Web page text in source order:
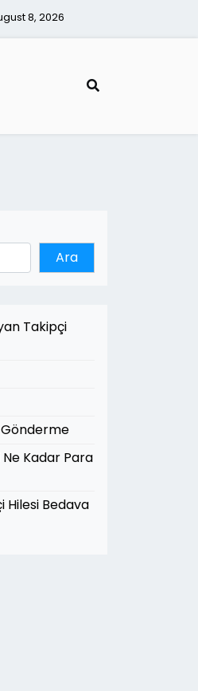
Dijital Donusum Rehberi |
8, 2026
Ara
Takipçi
Kadar Para
Hilesi Bedava